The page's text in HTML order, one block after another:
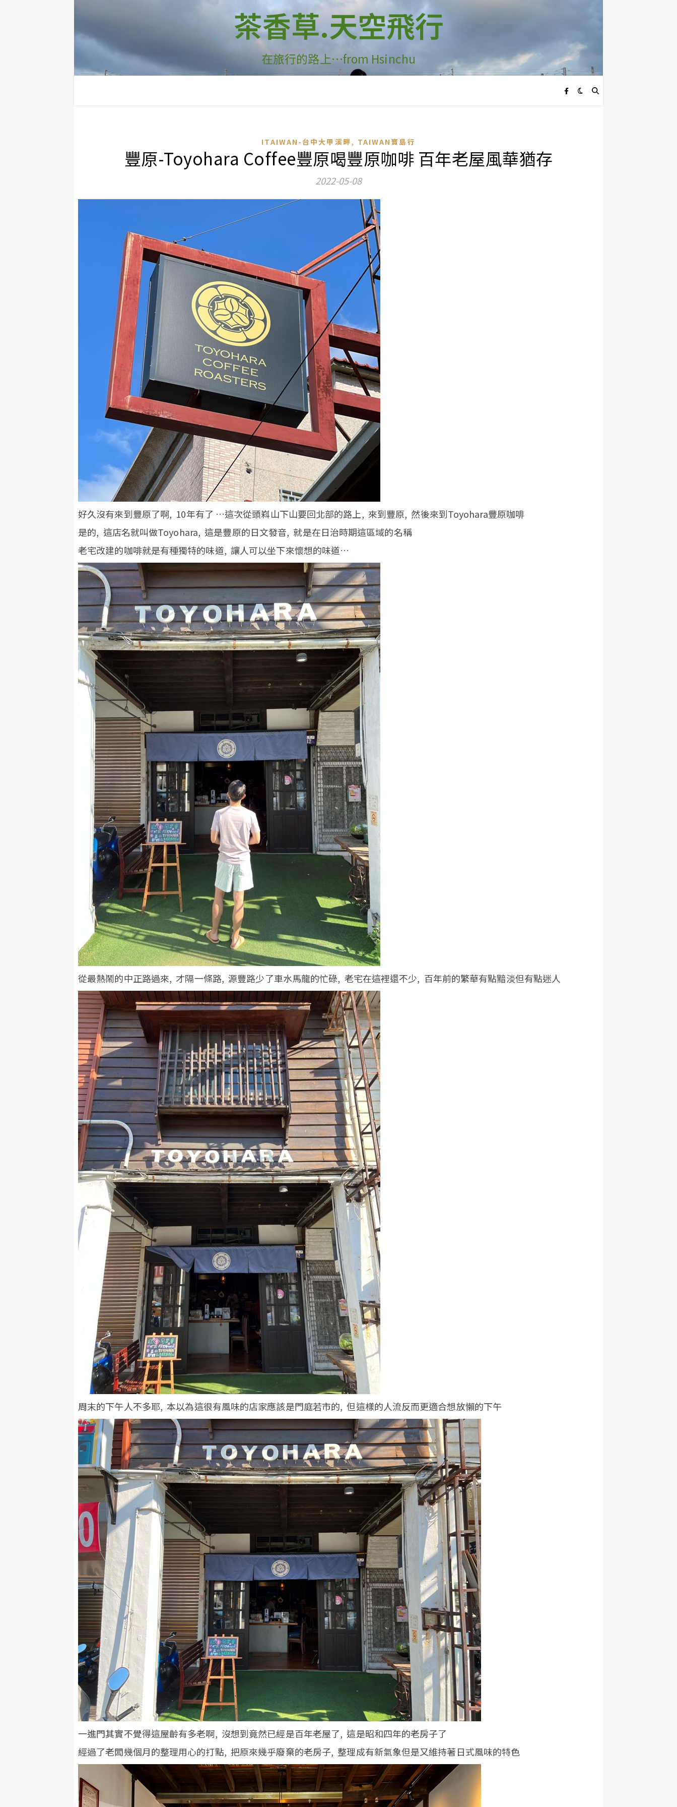
茶香草.天空飛行
在旅行的路上…from Hsinchu
ITAIWAN-台中大甲溪畔, TAIWAN寶島行
豐原-Toyohara Coffee豐原喝豐原咖啡 百年老屋風華猶存
2022-05-08
好久沒有來到豐原了啊, 10年有了 …這次從頭嵙山下山要回北部的路上, 來到豐原, 然後來到Toyohara豐原咖啡
是的, 這店名就叫做Toyohara, 這是豐原的日文發音, 就是在日治時期這區域的名稱
老宅改建的咖啡就是有種獨特的味道, 讓人可以坐下來懷想的味道…
從最熱鬧的中正路過來, 才隔一條路, 源豐路少了車水馬龍的忙碌, 老宅在這裡還不少, 百年前的繁華有點黯淡但有點迷人
周末的下午人不多耶, 本以為這很有風味的店家應該是門庭若市的, 但這樣的人流反而更適合想放懶的下午
一進門其實不覺得這屋齡有多老啊, 沒想到竟然已經是百年老屋了, 這是昭和四年的老房子了
經過了老闆幾個月的整理用心的打點, 把原來幾乎廢棄的老房子, 整理成有新氣象但是又維持著日式風味的特色